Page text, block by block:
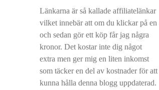
Länkarna är så kallade affiliatelänkar
vilket innebär att om du klickar på en
och sedan gör ett köp får jag några
kronor. Det kostar inte dig något
extra men ger mig en liten inkomst
som täcker en del av kostnader för att
kunna hålla denna blogg uppdaterad.